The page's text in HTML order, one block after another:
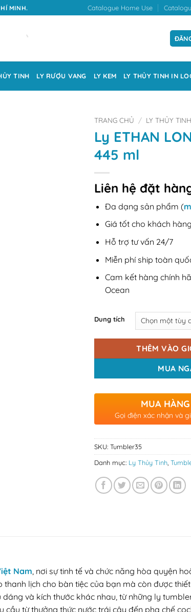
MINH. Catalogue Home Use
TINH LY RƯỢU VANG LY KEM LY THỦY TINH IN
TRANG CHỦ / LY THỦY TINH
Ly ETHAN
445 ml
Liên hệ đặt
Đa dạng sản phẩm (
Giá tốt cho khách
Hỗ trợ tư vấn 24/7
Miễn phí ship toàn
Cam kết hàng chính
Ocean
Dung tích
THÊM VÀO
MUA
MUA
Gọi điện xác nhận và
SKU: Tumbler35
Danh mục: Ly Thủy Tinh
Nam , nơi sự tinh tế và chức năng hòa quyện
lịch cho bàn tiệc của bạn mà còn được
và kích thước khác nhau, từ những ly
từ thưởng thức nước trái cây đến pha chế